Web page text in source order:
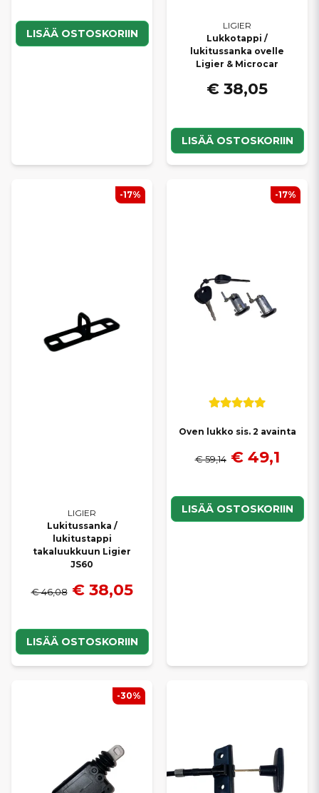
LISÄÄ OSTOSKORIIN
LIGIER
Lukkotappi /
lukitussanka ovelle
Ligier & Microcar
€ 38,05
LISÄÄ OSTOSKORIIN
LIGIER
Lukitussanka /
lukitustappi
takaluukkuun Ligier
JS60
€ 46,08 € 38,05
LISÄÄ OSTOSKORIIN
-17%
Oven lukko sis. 2 avainta
€ 59,14 € 49,1
LISÄÄ OSTOSKORIIN
-17%
-30%